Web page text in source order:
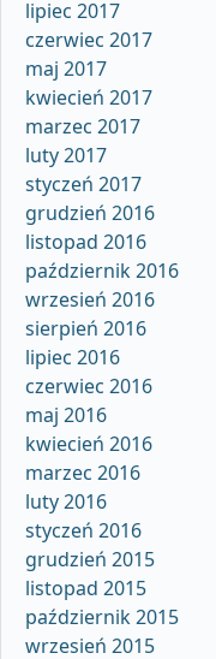
lipiec 2017
czerwiec 2017
maj 2017
kwiecień 2017
marzec 2017
luty 2017
styczeń 2017
grudzień 2016
listopad 2016
październik 2016
wrzesień 2016
sierpień 2016
lipiec 2016
czerwiec 2016
maj 2016
kwiecień 2016
marzec 2016
luty 2016
styczeń 2016
grudzień 2015
listopad 2015
październik 2015
wrzesień 2015